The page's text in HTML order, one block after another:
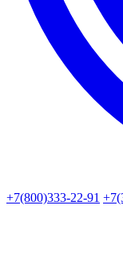
+7(800)333-22-91